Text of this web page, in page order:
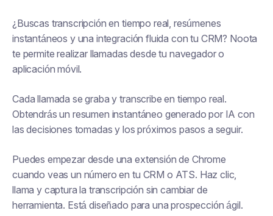
¿Buscas transcripción en tiempo real, resúmenes
instantáneos y una integración fluida con tu CRM? Noota
te permite realizar llamadas desde tu navegador o
aplicación móvil.
Cada llamada se graba y transcribe en tiempo real.
Obtendrás un resumen instantáneo generado por IA con
las decisiones tomadas y los próximos pasos a seguir.
Puedes empezar desde una extensión de Chrome
cuando veas un número en tu CRM o ATS. Haz clic,
llama y captura la transcripción sin cambiar de
herramienta. Está diseñado para una prospección ágil.